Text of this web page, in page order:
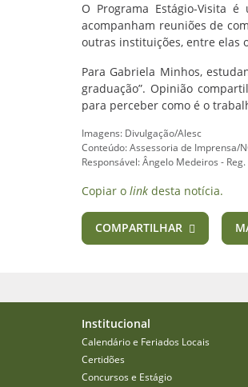
O Programa Estágio-Visita
acompanham reuniões de
outras instituições, entre elas
Para Gabriela Minhos,
graduação”. Opinião
para perceber como é o
Imagens: Divulgação/Alesc
Conteúdo: Assessoria de Imprensa/
Responsável: Ângelo Medeiros - Reg.
Copiar o link desta notícia.
COMPARTILHAR
Institucional
Calendário e Feriados Locais
Certidões
Concursos e Estágio